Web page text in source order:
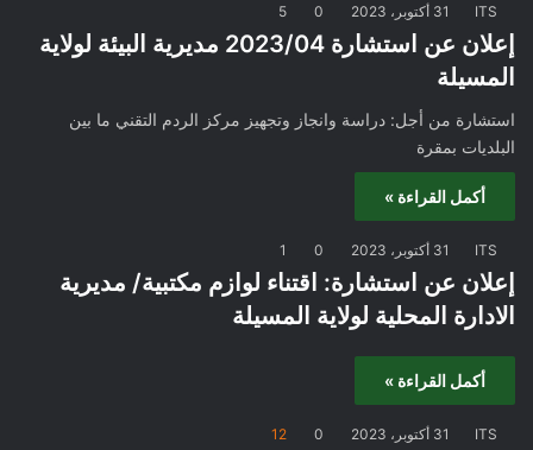
ITS 31 أكتوبر، 2023 0
5
إعلان عن استشارة 2023/04 مديرية البيئة لولاية
المسيلة
استشارة من أجل: دراسة وانجاز وتجهيز مركز الردم التقني ما بين
البلديات بمقرة
أكمل القراءة »
ITS 31 أكتوبر، 2023 0
1
إعلان عن استشارة: اقتناء لوازم مكتبية/ مديرية
الادارة المحلية لولاية المسيلة
أكمل القراءة »
ITS 31 أكتوبر، 2023 0
12